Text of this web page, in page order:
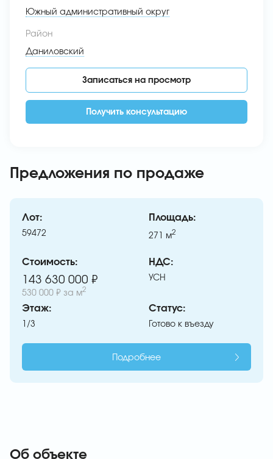
Предложения по продаже
Лот:
59472
Площадь:
271 м2
Стоимость:
143 630 000 ₽
530 000 ₽ за м2
НДС:
УСН
Этаж:
1/3
Статус:
Готово к въезду
Подробнее
Об объекте
Южный административный округ
Район
Даниловский
Записаться на просмотр
Получить консультацию